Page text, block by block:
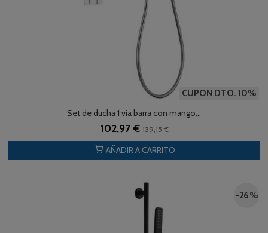
CUPON DTO. 10%
Set de ducha 1 vía barra con mango...
102,97 €139,15 €
AÑADIR A CARRITO
-26 %